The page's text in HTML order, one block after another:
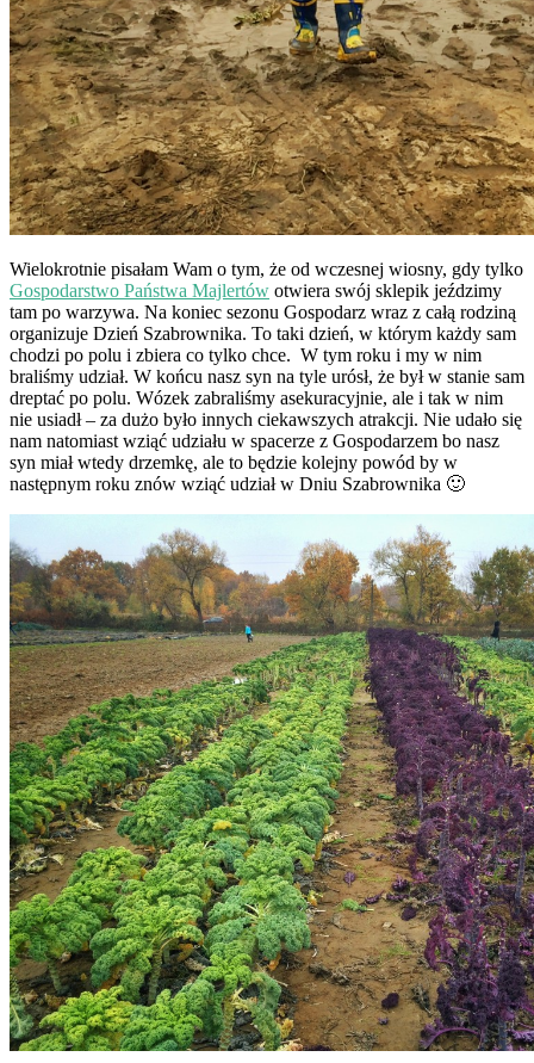
Wielokrotnie pisałam Wam o tym, że od wczesnej wiosny, gdy tylko
Gospodarstwo Państwa Majlertów otwiera swój sklepik jeździmy
tam po warzywa. Na koniec sezonu Gospodarz wraz z całą rodziną
organizuje Dzień Szabrownika. To taki dzień, w którym każdy sam
chodzi po polu i zbiera co tylko chce. W tym roku i my w nim
braliśmy udział. W końcu nasz syn na tyle urósł, że był w stanie sam
dreptać po polu. Wózek zabraliśmy asekuracyjnie, ale i tak w nim
nie usiadł – za dużo było innych ciekawszych atrakcji. Nie udało się
nam natomiast wziąć udziału w spacerze z Gospodarzem bo nasz
syn miał wtedy drzemkę, ale to będzie kolejny powód by w
następnym roku znów wziąć udział w Dniu Szabrownika 🙂